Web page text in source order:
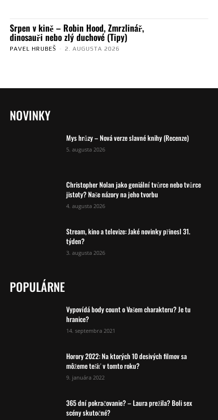
Srpen v kině – Robin Hood, Zmrzlinář,
dinosauři nebo zlý duchové (Tipy)
PAVEL HRUBEŠ - 2. AUGUSTA 2026
NOVINKY
Mys hrůzy – Nová verze slavné knihy (Recenze)
5. augusta 2026
Christopher Nolan jako geniální tvůrce nebo tvůrce
jistoty? Naše názory na jeho tvorbu
4. augusta 2026
Stream, kino a televize: Jaké novinky přinesl 31.
týden?
3. augusta 2026
POPULÁRNE
Vypovídá body count o Vašem charakteru? Je tu
hranice?
14. septembra 2021
Horory 2022: Na ktorých 10 desivých filmov sa
môžeme tešiť v tomto roku?
9. januára 2022
365 dní pokračovanie? – Laura prežila? Boli sex
scény skutočné?